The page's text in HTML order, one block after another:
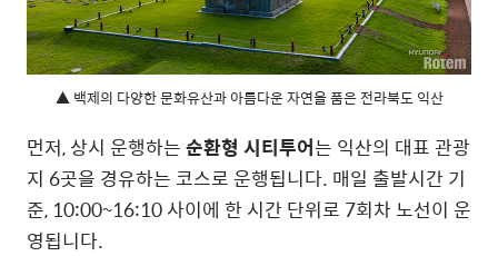
▲ 백제의 다양한 문화유산과 아름다운 자연을 품은 전라북도 익산
먼저, 상시 운행하는순환형 시티투어는 익산의 대표 관광
지 6곳을 경유하는 코스로 운행됩니다. 매일 출발시간 기
준, 10:00~16:10 사이에 한 시간 단위로 7회차 노선이 운
영됩니다.